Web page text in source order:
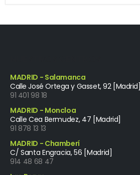
MADRID - Salamanca
Calle José Ortega y Gasset, 92 [Madrid]
91 401 98 18
MADRID - Moncloa
Calle Cea Bermudez, 47 [Madrid]
91 878 13 13
MADRID - Chamberí
C/ Santa Engracia, 56 [Madrid]
914 48 68 47